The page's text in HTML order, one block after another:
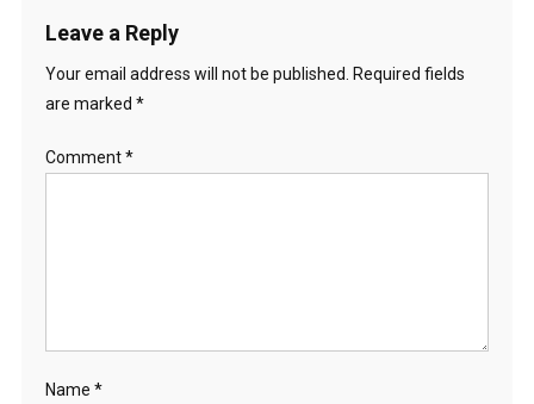
Leave a Reply
Your email address will not be published.
Required fields
are marked *
Comment*
Name *